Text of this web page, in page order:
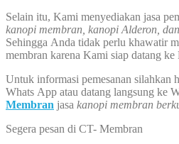
Selain itu, Kami menyediakan jasa
kanopi membran, kanopi Alderon,
Sehingga Anda tidak perlu khawatir
membran karena Kami siap datang
Untuk informasi pemesanan silahkan
Whats App atau datang langsung ke
Membran jasa kanopi membran
Segera pesan di CT- Membran